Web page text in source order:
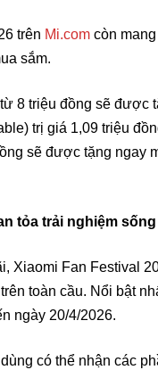
trên Mi.com còn
sắm.
8 triệu đồng sẽ được
trị giá 1,09 triệu
sẽ được tặng ngay
tỏa trải nghiệm
Xiaomi Fan Festival
toàn cầu. Nổi bật
ngày 20/4/2026.
có thể nhận các